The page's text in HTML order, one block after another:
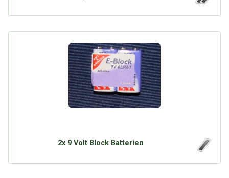
2x 9 Volt Block Batterien